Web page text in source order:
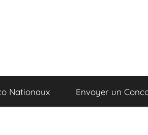
Nationaux Envoyer un